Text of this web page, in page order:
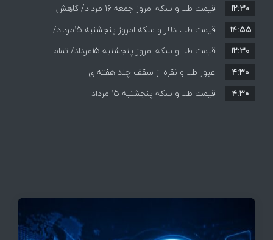
قیمت طلا و سکه امروز جمعه ۱۶ مرداد/ کاهش
قیمت ها+ جدول و جزییات
۱۲:۳۰
قیمت طلا، دلار و سکه امروز پنجشنبه 15مرداد/
افزایش قیمت ها + جدول
۱۴:۵۵
قیمت طلا و سکه امروز پنجشنبه 15مرداد/ تمام
قیمت ها بر مدار افزایش + جدول
۱۲:۳۰
عبور طلا و نقره از سقف چند هفته‌ای
۴:۳۰
قیمت طلا و سکه پنجشنبه 15 مرداد
۴:۳۰